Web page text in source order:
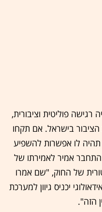
רגישה פוליטית וציבורית,
בישראל. אם תקחו
לו אפשרות להשפיע
אמיר לאמירתו של
של החוק, "שם אמרו
יכניס גיוון למערכת
הזה".